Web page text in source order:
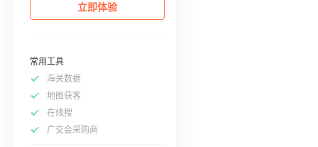
立即体验
常用工具
海关数据
地图获客
在线搜
广交会采购商